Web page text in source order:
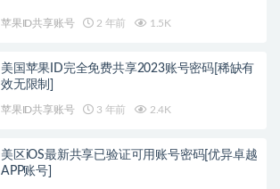
苹果ID共享账号 2 年前 1.5K
美国苹果ID完全免费共享2023账号密码[稀缺有
效无限制]
苹果ID共享账号 3 年前 2.4K
美区iOS最新共享已验证可用账号密码[优异卓越
APP账号]